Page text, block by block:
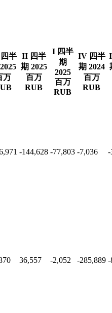
半
万
II 四半
期 2025
百万
RUB
I 四半
期
2025
百万
RUB
IV 四半
期 2024
百万
RUB
-144,628 -77,803 -7,036 -
36,557 -2,052 -285,889 -